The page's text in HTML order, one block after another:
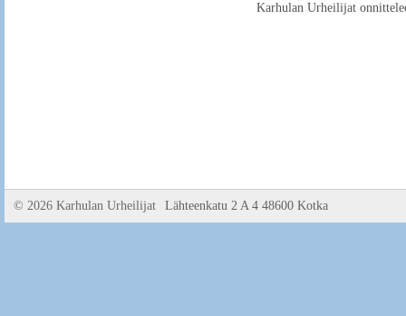
Karhulan Urheilijat
© 2026 Karhulan Urheilijat Lähteenkatu 2 A 4 48600 Kotka